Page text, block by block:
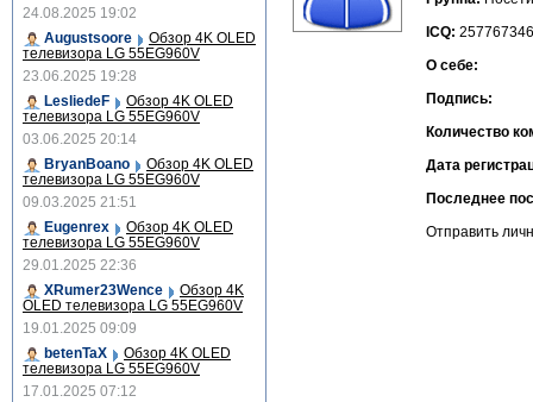
ICQ: 257767346
О себе:
Подпись:
Количество
Дата
Последнее
Отправить
24.08.2025 19:02
Augustsoore
Обзор 4K OLED
телевизора LG 55EG960V
23.06.2025 19:28
LesliedeF
Обзор 4K OLED
телевизора LG 55EG960V
03.06.2025 20:14
BryanBoano
Обзор 4K OLED
телевизора LG 55EG960V
09.03.2025 21:51
Eugenrex
Обзор 4K OLED
телевизора LG 55EG960V
29.01.2025 22:36
XRumer23Wence
Обзор 4K
OLED телевизора LG 55EG960V
19.01.2025 09:09
betenTaX
Обзор 4K OLED
телевизора LG 55EG960V
17.01.2025 07:12